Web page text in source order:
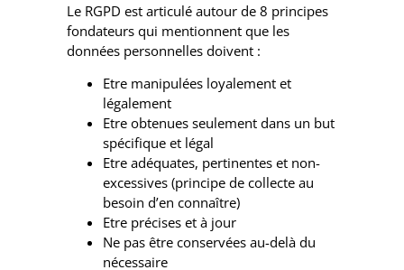
Le RGPD est articulé autour de 8 principes
fondateurs qui mentionnent que les
données personnelles doivent :
Etre manipulées loyalement et
légalement
Etre obtenues seulement dans un but
spécifique et légal
Etre adéquates, pertinentes et non-
excessives (principe de collecte au
besoin d’en connaître)
Etre précises et à jour
Ne pas être conservées au-delà du
nécessaire